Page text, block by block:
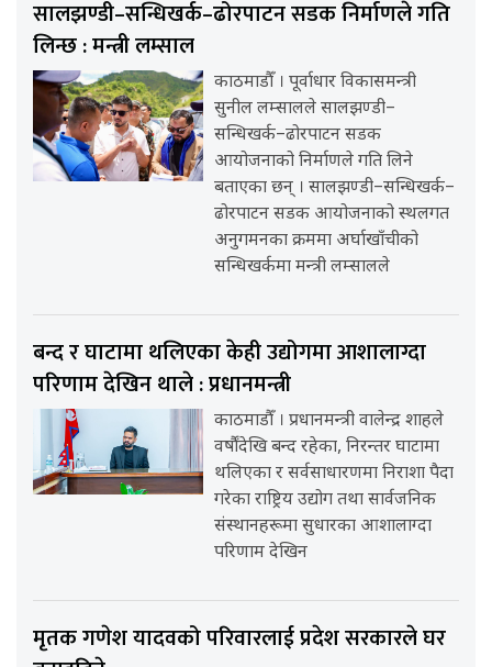
सालझण्डी–सन्धिखर्क–ढोरपाटन सडक निर्माणले गति
लिन्छ : मन्त्री लम्साल
काठमाडौँ । पूर्वाधार विकासमन्त्री
सुनील लम्सालले सालझण्डी–
सन्धिखर्क–ढोरपाटन सडक
आयोजनाको निर्माणले गति लिने
बताएका छन् । सालझण्डी–सन्धिखर्क–
ढोरपाटन सडक आयोजनाको स्थलगत
अनुगमनका क्रममा अर्घाखाँचीको
सन्धिखर्कमा मन्त्री लम्सालले
बन्द र घाटामा थलिएका केही उद्योगमा आशालाग्दा
परिणाम देखिन थाले : प्रधानमन्त्री
काठमाडौँ । प्रधानमन्त्री वालेन्द्र शाहले
वर्षौंदेखि बन्द रहेका, निरन्तर घाटामा
थलिएका र सर्वसाधारणमा निराशा पैदा
गरेका राष्ट्रिय उद्योग तथा सार्वजनिक
संस्थानहरूमा सुधारका आशालाग्दा
परिणाम देखिन
मृतक गणेश यादवको परिवारलाई प्रदेश सरकारले घर